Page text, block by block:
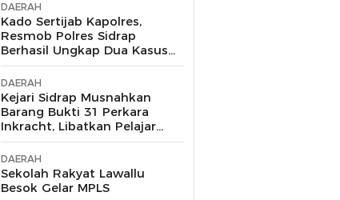
DAERAH
Kado Sertijab Kapolres,
Resmob Polres Sidrap
Berhasil Ungkap Dua Kasus
Menonjol dan Amankan
Pelaku Curanmor-
Penggelapan
DAERAH
Kejari Sidrap Musnahkan
Barang Bukti 31 Perkara
Inkracht, Libatkan Pelajar
untuk Edukasi Bahaya
Narkoba
DAERAH
Sekolah Rakyat Lawallu
Besok Gelar MPLS